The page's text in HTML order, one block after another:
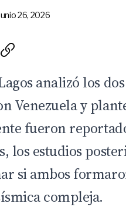
26, 2026
analizó los
Venezuela y
fueron
los estudios
si ambos
compleja.